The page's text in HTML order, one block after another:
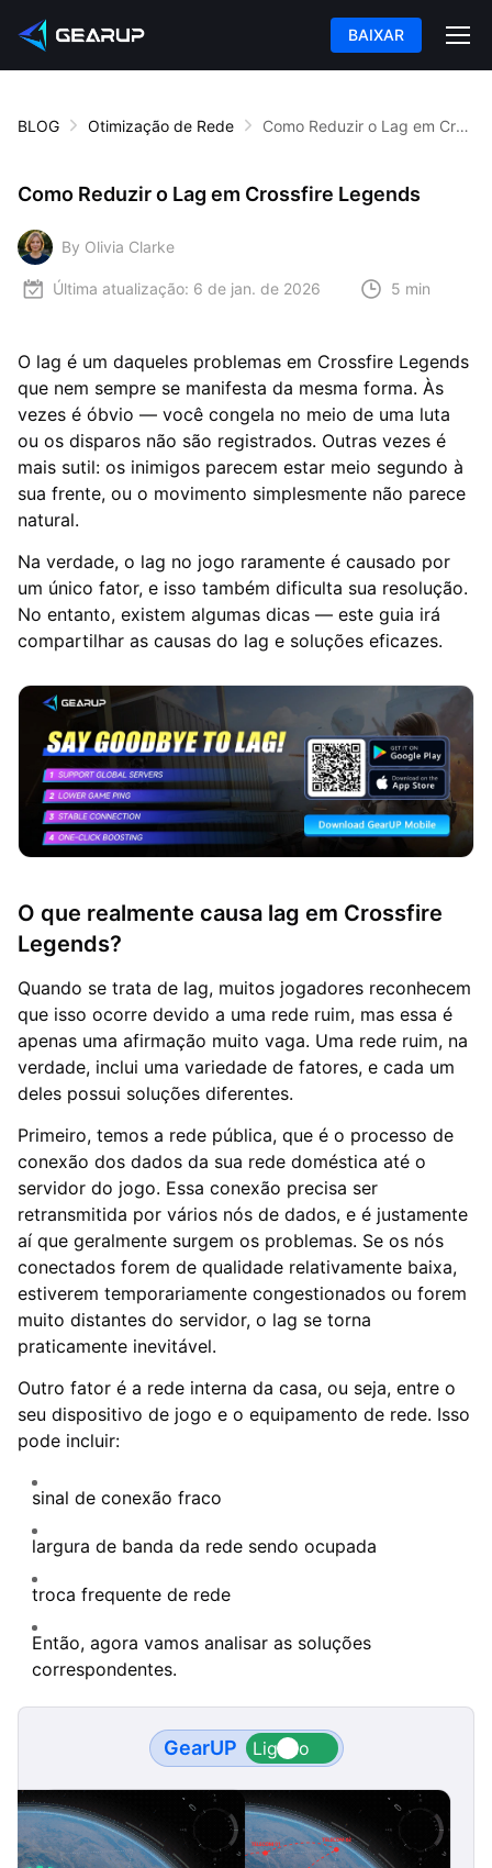
BAIXAR
BLOG Otimização de Rede Como Reduzir o Lag em Crossfire Legends
Como Reduzir o Lag em Crossfire Legends
By Olivia Clarke
Última atualização: 6 de jan. de 2026 5 min
O lag é um daqueles problemas em Crossfire Legends
que nem sempre se manifesta da mesma forma. Às
vezes é óbvio — você congela no meio de uma luta
ou os disparos não são registrados. Outras vezes é
mais sutil: os inimigos parecem estar meio segundo à
sua frente, ou o movimento simplesmente não parece
natural.
Na verdade, o lag no jogo raramente é causado por
um único fator, e isso também dificulta sua resolução.
No entanto, existem algumas dicas — este guia irá
compartilhar as causas do lag e soluções eficazes.
O que realmente causa lag em Crossfire
Legends?
Quando se trata de lag, muitos jogadores reconhecem
que isso ocorre devido a uma rede ruim, mas essa é
apenas uma afirmação muito vaga. Uma rede ruim, na
verdade, inclui uma variedade de fatores, e cada um
deles possui soluções diferentes.
Primeiro, temos a rede pública, que é o processo de
conexão dos dados da sua rede doméstica até o
servidor do jogo. Essa conexão precisa ser
retransmitida por vários nós de dados, e é justamente
aí que geralmente surgem os problemas. Se os nós
conectados forem de qualidade relativamente baixa,
estiverem temporariamente congestionados ou forem
muito distantes do servidor, o lag se torna
praticamente inevitável.
Outro fator é a rede interna da casa, ou seja, entre o
seu dispositivo de jogo e o equipamento de rede. Isso
pode incluir:
sinal de conexão fraco
largura de banda da rede sendo ocupada
troca frequente de rede
Então, agora vamos analisar as soluções
correspondentes.
GearUP